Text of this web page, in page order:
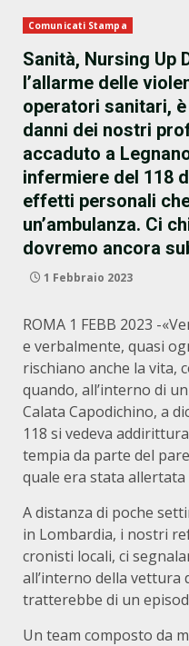
Comunicati Stampa
Sanità, Nursing Up
l’allarme delle
operatori sanitari,
danni dei nostri
accaduto a
infermiere del 118
effetti personali
un’ambulanza. Ci
dovremo ancora
1 Febbraio 2023
ROMA 1 FEBB 2023 -
e verbalmente, quasi
rischiano anche la vita,
quando, all’interno di
Calata Capodichino, a
118 si vedeva
tempia da parte del
quale era stata allertata
A distanza di poche
in Lombardia, i nostri
cronisti locali, ci
all’interno della vettura
tratterebbe di un
Un team composto da